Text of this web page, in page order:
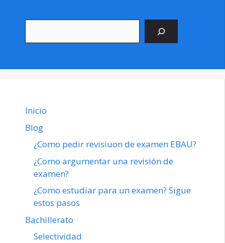
Inicio
Blog
¿Como pedir revisiuon de examen EBAU?
¿Como argumentar una revisión de
examen?
¿Como estudiar para un examen? Sigue
estos pasos
Bachillerato
Selectividad